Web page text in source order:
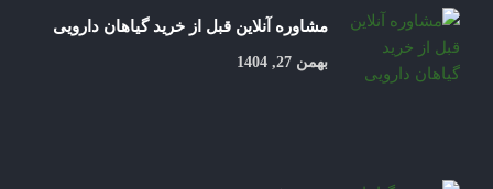
مشاوره آنلاین قبل از خرید گیاهان دارویی
بهمن 27, 1404